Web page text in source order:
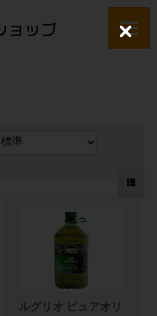
ルグリオ ピュアオリ
C
l